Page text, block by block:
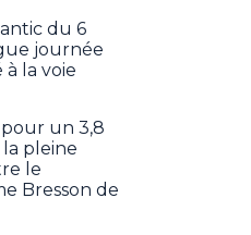
du 6
journée
la voie
un 3,8
pleine
le
Bresson de